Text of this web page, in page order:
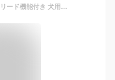
犬用 雨傘 透明 ペット用傘 取り外しリード機能付き 犬用雨具 ペット用 日傘 中型犬・小型犬・猫対応 直径72cm 防水防風 雨の日散歩に最適 (C Hook-1)